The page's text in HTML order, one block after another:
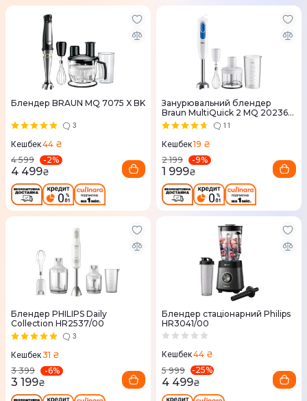
Блендер BRAUN MQ 7075 X BK
3
Кешбек44 ₴
4 599
-2%
4 499₴
Занурювальний блендер
Braun MultiQuick 2 MQ 20236
M WH
11
Кешбек19 ₴
2 199
-9%
1 999₴
Блендер PHILIPS Daily
Collection HR2537/00
3
Кешбек31 ₴
3 399
-6%
3 199₴
Блендер стаціонарний Philips
HR3041/00
Кешбек44 ₴
5 999
-25%
4 499₴